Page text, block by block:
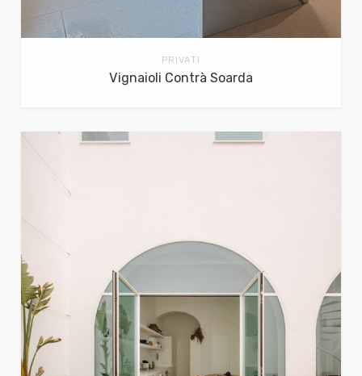
PRIVATI
Vignaioli Contrà Soarda